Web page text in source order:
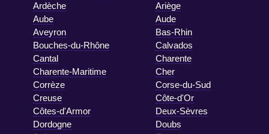
Ardèche
Ariège
Aube
Aude
Aveyron
Bas-Rhin
Bouches-du-Rhône
Calvados
Cantal
Charente
Charente-Maritime
Cher
Corrèze
Corse-du-Sud
Creuse
Côte-d'Or
Côtes-d'Armor
Deux-Sèvres
Dordogne
Doubs